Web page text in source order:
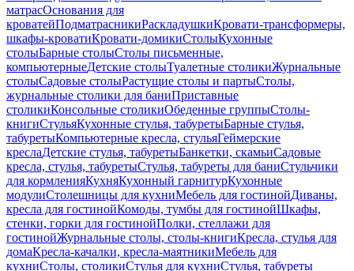
матрасОснования для
кроватейПодматрасникиРаскладушкиКровати-трансформеры,
шкафы-кроватиКровати-домикиСтолыКухонные
столыБарные столыСтолы письменные,
компьютерныеДетские столыТуалетные столикиЖурнальные
столыСадовые столыРастущие столы и партыСтолы,
журнальные столики для баниПриставные
столикиКонсольные столикиОбеденные группыСтолы-
книгиСтульяКухонные стулья, табуретыБарные стулья,
табуретыКомпьютерные кресла, стульяГеймерские
креслаДетские стулья, табуретыБанкетки, скамьиСадовые
кресла, стулья, табуретыСтулья, табуреты для баниСтульчики
для кормленияКухняКухонный гарнитурКухонные
модулиСтолешницы для кухниМебель для гостинойДиваны,
кресла для гостинойКомоды, тумбы для гостинойШкафы,
стенки, горки для гостинойПолки, стеллажи для
гостинойЖурнальные столы, столы-книгиКресла, стулья для
домаКресла-качалки, кресла-маятникиМебель для
кухниСтолы, столикиСтулья для кухниСтулья, табуреты